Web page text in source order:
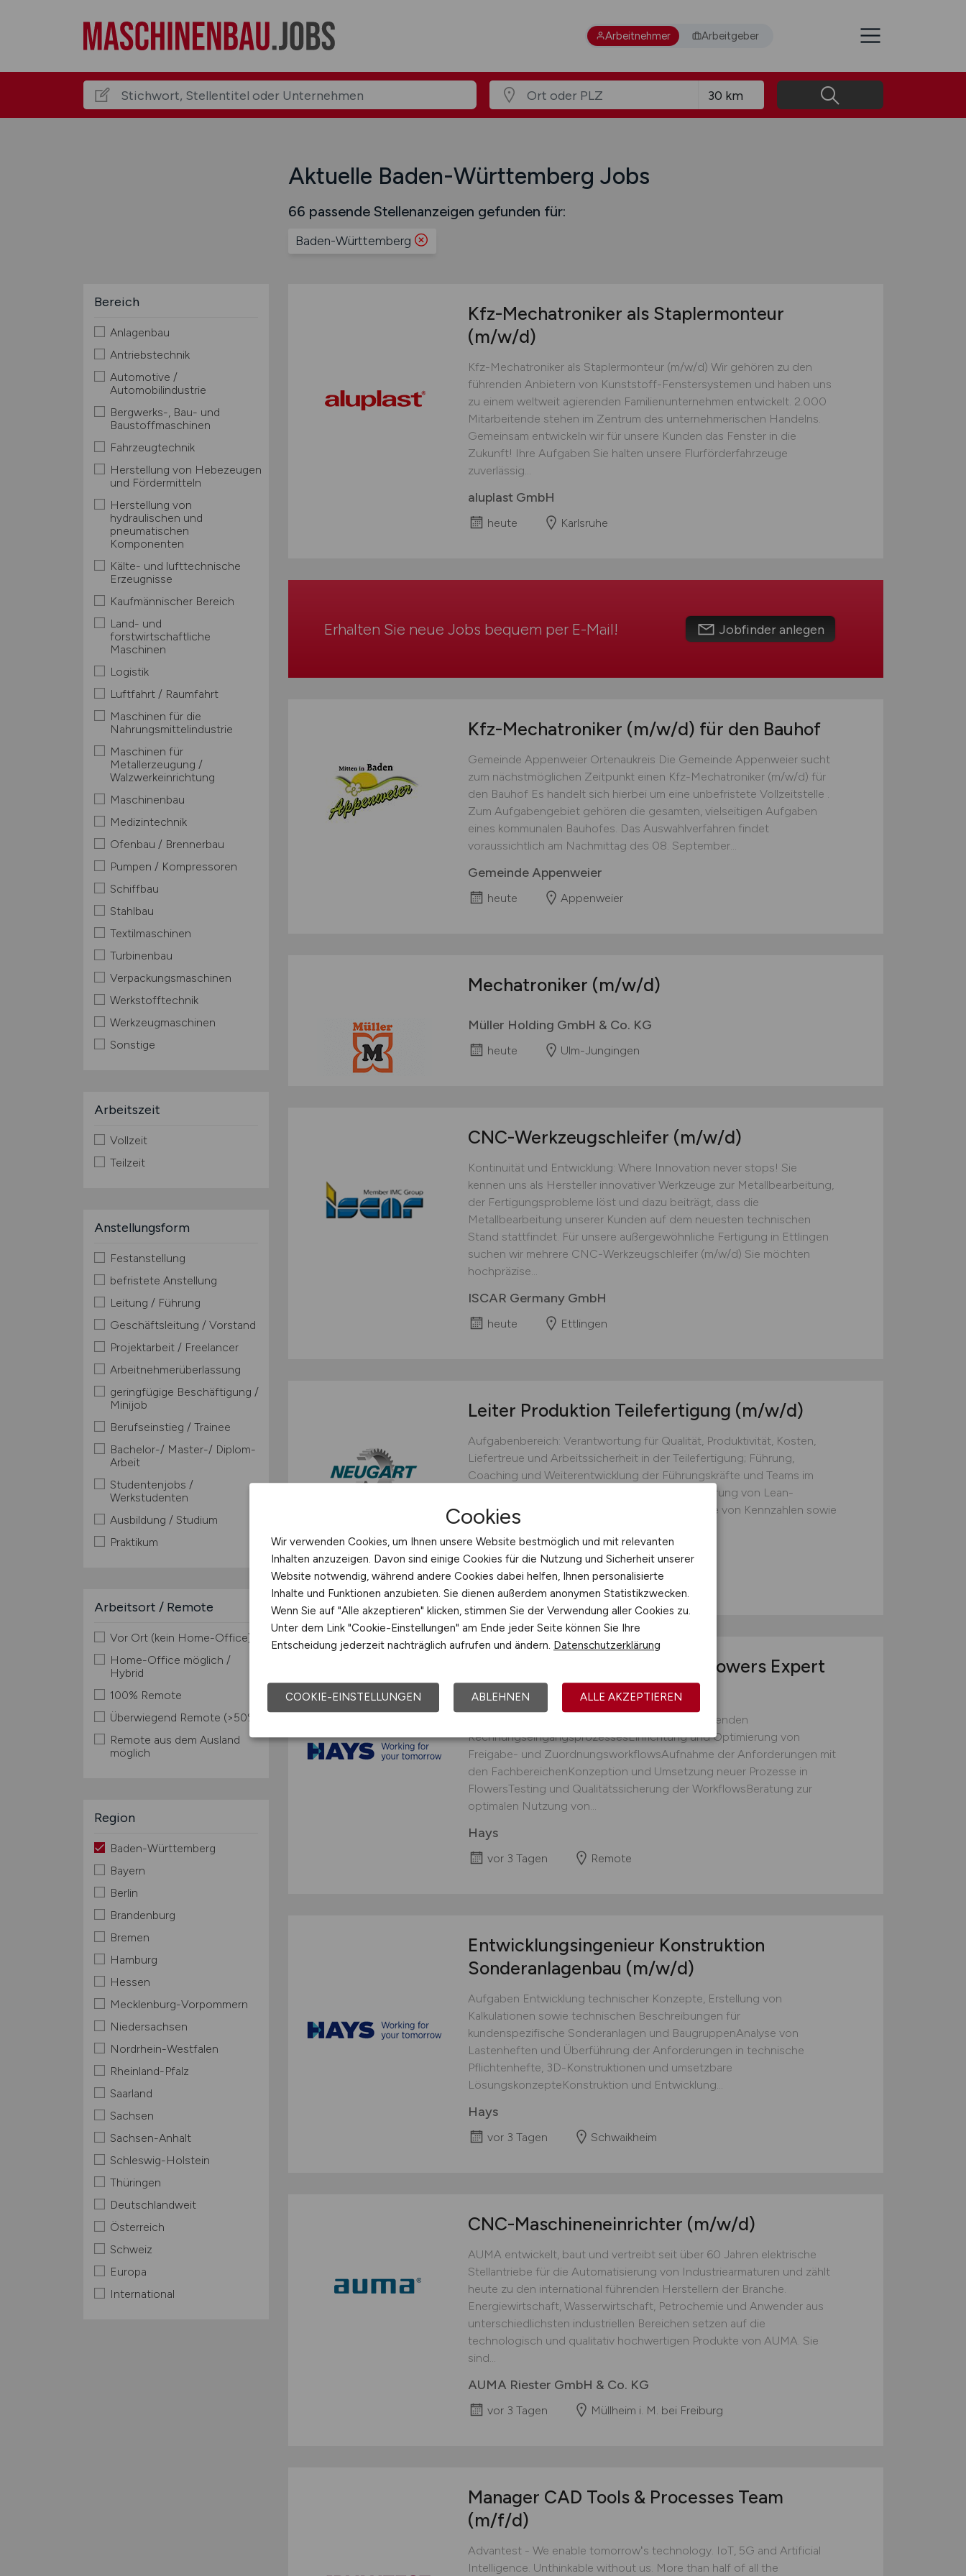
Arbeitnehmer Arbeitgeber
Aktuelle Baden-Württemberg Jobs
66 passende Stellenanzeigen gefunden für:
Baden-Württemberg
Bereich
Anlagenbau
Antriebstechnik
Automotive /
Automobilindustrie
Bergwerks-, Bau- und
Baustoffmaschinen
Fahrzeugtechnik
Herstellung von Hebezeugen
und Fördermitteln
Herstellung von
hydraulischen und
pneumatischen
Komponenten
Kälte- und lufttechnische
Erzeugnisse
Kaufmännischer Bereich
Land- und
forstwirtschaftliche
Maschinen
Logistik
Luftfahrt / Raumfahrt
Maschinen für die
Nahrungsmittelindustrie
Maschinen für
Metallerzeugung /
Walzwerkeinrichtung
Maschinenbau
Medizintechnik
Ofenbau / Brennerbau
Pumpen / Kompressoren
Schiffbau
Stahlbau
Textilmaschinen
Turbinenbau
Verpackungsmaschinen
Werkstofftechnik
Werkzeugmaschinen
Sonstige
Arbeitszeit
Vollzeit
Teilzeit
Anstellungsform
Festanstellung
befristete Anstellung
Leitung / Führung
Geschäftsleitung / Vorstand
Projektarbeit / Freelancer
Arbeitnehmerüberlassung
geringfügige Beschäftigung /
Minijob
Berufseinstieg / Trainee
Bachelor-/ Master-/ Diplom-
Arbeit
Studentenjobs /
Werkstudenten
Ausbildung / Studium
Praktikum
Arbeitsort / Remote
Vor Ort (kein Home-Office)
Home-Office möglich /
Hybrid
100% Remote
Überwiegend Remote (>50%)
Remote aus dem Ausland
möglich
Region
Baden-Württemberg
Bayern
Berlin
Brandenburg
Bremen
Hamburg
Hessen
Mecklenburg-Vorpommern
Niedersachsen
Nordrhein-Westfalen
Rheinland-Pfalz
Saarland
Sachsen
Sachsen-Anhalt
Schleswig-Holstein
Thüringen
Deutschlandweit
Österreich
Schweiz
Europa
International
Kfz-Mechatroniker als Staplermonteur
(m/w/d)
Kfz-Mechatroniker als Staplermonteur (m/w/d) Wir gehören zu den
führenden Anbietern von Kunststoff-Fenstersystemen und haben uns
zu einem weltweit agierenden Familienunternehmen entwickelt. 2.000
Mitarbeitende stehen im Zentrum des unternehmerischen Handelns.
Gemeinsam entwickeln wir für unsere Kunden das Fenster in die
Zukunft! Ihre Aufgaben Sie halten unsere Flurförderfahrzeuge
zuverlässig...
aluplast GmbH
heute Karlsruhe
Erhalten Sie neue Jobs bequem per E-Mail! Jobfinder anlegen
Kfz-Mechatroniker (m/w/d) für den Bauhof
Gemeinde Appenweier Ortenaukreis Die Gemeinde Appenweier sucht
zum nächstmöglichen Zeitpunkt einen Kfz-Mechatroniker (m/w/d) für
den Bauhof Es handelt sich hierbei um eine unbefristete Vollzeitstelle .
Zum Aufgabengebiet gehören die gesamten, vielseitigen Aufgaben
eines kommunalen Bauhofes. Das Auswahlverfahren findet
voraussichtlich am Nachmittag des 08. September...
Gemeinde Appenweier
heute Appenweier
Mechatroniker (m/w/d)
Müller Holding GmbH & Co. KG
heute Ulm-Jungingen
CNC-Werkzeugschleifer (m/w/d)
Kontinuität und Entwicklung: Where Innovation never stops! Sie
kennen uns als Hersteller innovativer Werkzeuge zur Metallbearbeitung,
der Fertigungsprobleme löst und dazu beiträgt, dass die
Metallbearbeitung unserer Kunden auf dem neuesten technischen
Stand stattfindet. Für unsere außergewöhnliche Fertigung in Ettlingen
suchen wir mehrere CNC-Werkzeugschleifer (m/w/d) Sie möchten
hochpräzise...
ISCAR Germany GmbH
heute Ettlingen
Leiter Produktion Teilefertigung (m/w/d)
Aufgabenbereich: Verantwortung für Qualität, Produktivität, Kosten,
Liefertreue und Arbeitssicherheit in der Teilefertigung; Führung,
Coaching und Weiterentwicklung der Führungskräfte und Teams im
Shopfloor; Umsetzung und nachhaltige Verankerung von Lean-
Management- und Shopfloor-Prinzipien; Analyse von Kennzahlen sowie
Einleitung und Nachverfolgung von...
Neugart GmbH
gestern Kippenheim
Prozess­automatisierung mit Flowers Expert
(m/w/d)
Aufgaben Analyse und Optimierung des bestehenden
RechnungseingangsprozessesEinrichtung und Optimierung von
Freigabe- und ZuordnungsworkflowsAufnahme der Anforderungen mit
den FachbereichenKonzeption und Umsetzung neuer Prozesse in
FlowersTesting und Qualitätssicherung der WorkflowsBeratung zur
optimalen Nutzung von...
Hays
vor 3 Tagen Remote
Entwicklungsingenieur Konstruktion
Sonderanlagenbau (m/w/d)
Aufgaben Entwicklung technischer Konzepte, Erstellung von
Kalkulationen sowie technischen Beschreibungen für
kundenspezifische Sonderanlagen und BaugruppenAnalyse von
Lastenheften und Überführung der Anforderungen in technische
Pflichtenhefte, 3D-Konstruktionen und umsetzbare
LösungskonzepteKonstruktion und Entwicklung...
Hays
vor 3 Tagen Schwaikheim
CNC-Maschineneinrichter (m/w/d)
AUMA entwickelt, baut und vertreibt seit über 60 Jahren elektrische
Stellantriebe für die Automatisierung von Industriearmaturen und zählt
heute zu den international führenden Herstellern der Branche.
Energiewirtschaft, Wasserwirtschaft, Petrochemie und Anwender aus
unterschiedlichsten industriellen Bereichen setzen auf die
technologisch und qualitativ hochwertigen Produkte von AUMA. Sie
sind...
AUMA Riester GmbH & Co. KG
vor 3 Tagen Müllheim i. M. bei Freiburg
Manager CAD Tools & Processes Team
(m/f/d)
Advantest - We enable tomorrowʻs technology. IoT, 5G and Artificial
Intelligence. Unthinkable without us. More than half of all the
Cookies
Wir verwenden Cookies, um Ihnen unsere Website bestmöglich und mit relevanten
Inhalten anzuzeigen. Davon sind einige Cookies für die Nutzung und Sicherheit unserer
Website notwendig, während andere Cookies dabei helfen, Ihnen personalisierte
Inhalte und Funktionen anzubieten. Sie dienen außerdem anonymen Statistikzwecken.
Wenn Sie auf "Alle akzeptieren" klicken, stimmen Sie der Verwendung aller Cookies zu.
Unter dem Link "Cookie-Einstellungen" am Ende jeder Seite können Sie Ihre
Entscheidung jederzeit nachträglich aufrufen und ändern. Datenschutzerklärung
COOKIE-EINSTELLUNGEN ABLEHNEN ALLE AKZEPTIEREN